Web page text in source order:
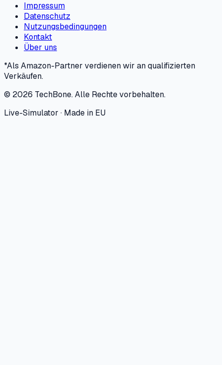
Impressum
Datenschutz
Nutzungsbedingungen
Kontakt
Über uns
*Als Amazon-Partner verdienen wir an qualifizierten
Verkäufen.
© 2026 TechBone.Alle Rechte vorbehalten.
Live-Simulator · Made in EU